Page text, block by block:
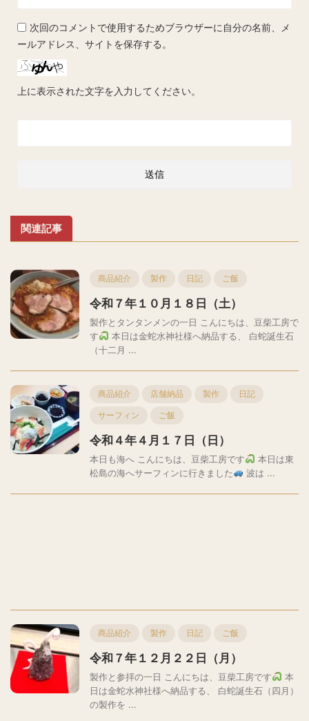
次回のコメントで使用するためブラウザーに自分の名前、メ
ールアドレス、サイトを保存する。
上に表示された文字を入力してください。
関連記事
商品紹介 製作 日記 ご飯
令和７年１０月１８日（土）
製作とタンタンメンの一日 こんにちは、豆柴工房で
す
本日は金蛇水神社様へ納品する、 白蛇誕生石
（十二月 ...
商品紹介 店舗納品 製作 日記
サーフィン ご飯
令和４年４月１７日（日）
本日も海へ こんにちは、豆柴工房です
本日は東
松島の海へサーフィンに行きました
波は ...
商品紹介 製作 日記 ご飯
令和７年１２月２２日（月）
製作と参拝の一日 こんにちは、豆柴工房です
本
日は金蛇水神社様へ納品する、 白蛇誕生石（四月）
の製作を ...